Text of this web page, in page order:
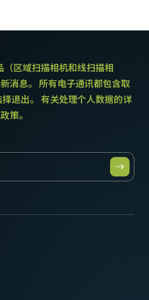
区域扫描相机和线扫描相
消息。 所有电子通讯都包含取
退出。 有关处理个人数据的详
策。